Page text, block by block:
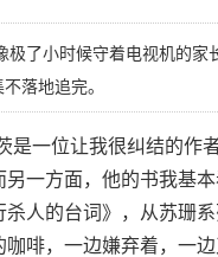
极了小时候守着电视机的家
落地追完。
是一位让我很纠结的作
另一方面，他的书我基
杀人的台词》，从苏珊
咖啡，一边嫌弃着，一